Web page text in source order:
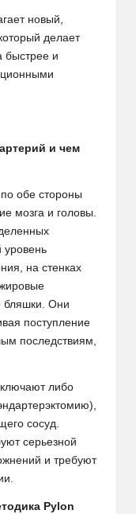
новый,
делает
быстрее и
и чем
обе стороны
мозга и головы.
уровень
на стенках
бляшки. Они
поступление
последствиям,
либо
сосуд.
серьезной
и требуют
Pylon